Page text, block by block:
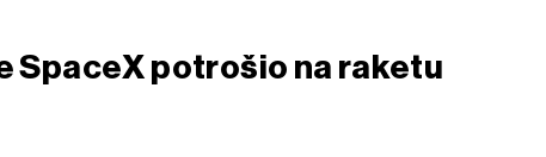
SpaceX potrošio na raketu